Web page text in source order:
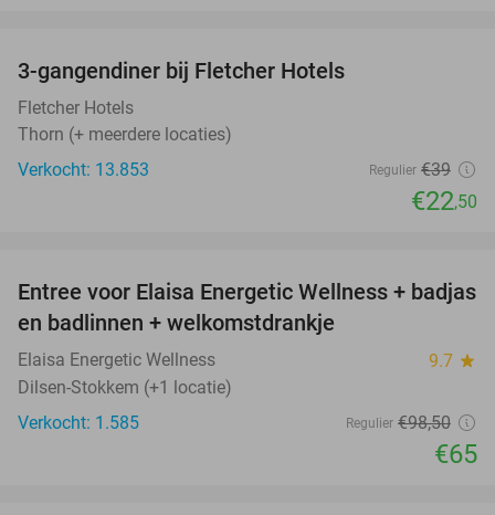
3-gangendiner bij Fletcher Hotels
Fletcher Hotels
Thorn (+ meerdere locaties)
Verkocht: 13.853
Regulier €39
€22,50
34%
Entree voor Elaisa Energetic Wellness + badjas
en badlinnen + welkomstdrankje
Elaisa Energetic Wellness 9.7 star
Dilsen-Stokkem (+1 locatie)
Verkocht: 1.585
Regulier €98,50
€65